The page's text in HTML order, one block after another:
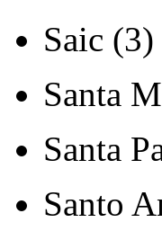
Saic (3)
Santa
Santa
Santo